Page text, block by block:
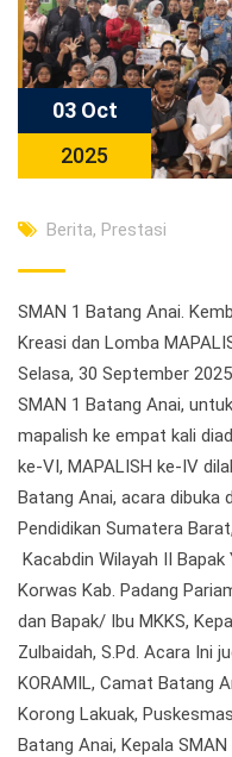
03 Oct
2025
Berita, Prestasi
SMAN 1 Batang Anai.
Kreasi dan Lomba
Selasa, 30 September
SMAN 1 Batang Anai,
mapalish ke empat kali
ke-VI, MAPALISH ke-IV
Batang Anai, acara dibuka
Pendidikan Sumatera
Kacabdin Wilayah II Bapak
Korwas Kab. Padang
dan Bapak/ Ibu MKKS,
Zulbaidah, S.Pd. Acara Ini
KORAMIL, Camat Batang
Korong Lakuak,
Batang Anai, Kepala